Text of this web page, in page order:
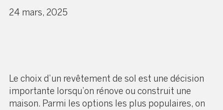
24 mars, 2025
Le choix d’un revêtement de sol est une décision
importante lorsqu’on rénove ou construit une
maison. Parmi les options les plus populaires, on